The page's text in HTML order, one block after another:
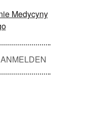
ANMELDEN